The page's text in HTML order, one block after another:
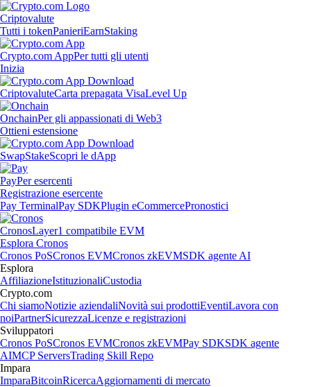
Criptovalute
Tutti i tokenPanieriEarnStaking
Crypto.com AppPer tutti gli utenti
Inizia
CriptovaluteCarta prepagata VisaLevel Up
OnchainPer gli appassionati di Web3
Ottieni estensione
SwapStakeScopri le dApp
PayPer esercenti
Registrazione esercente
Pay TerminalPay SDKPlugin eCommercePronostici
CronosLayer1 compatibile EVM
Esplora Cronos
Cronos PoSCronos EVMCronos zkEVMSDK agente AI
Esplora
AffiliazioneIstituzionaliCustodia
Crypto.com
Chi siamoNotizie aziendaliNovità sui prodottiEventiLavora con
noiPartnerSicurezzaLicenze e registrazioni
Sviluppatori
Cronos PoSCronos EVMCronos zkEVMPay SDKSDK agente
AIMCP ServersTrading Skill Repo
Impara
ImparaBitcoinRicercaAggiornamenti di mercato